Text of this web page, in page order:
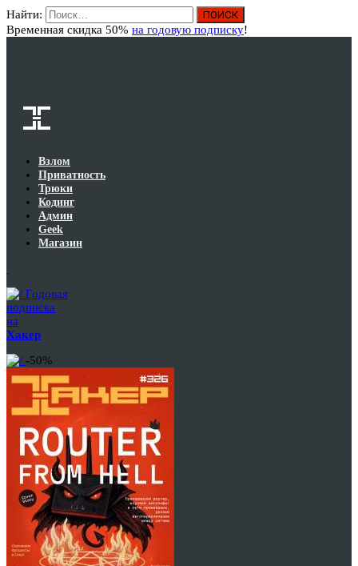
Найти:
Временная скидка 50% на годовую подписку!
Взлом
Приватность
Трюки
Кодинг
Админ
Geek
Магазин
Годовая
подписка
на
Хакер
-50%